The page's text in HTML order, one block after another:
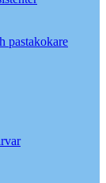
pastakokare